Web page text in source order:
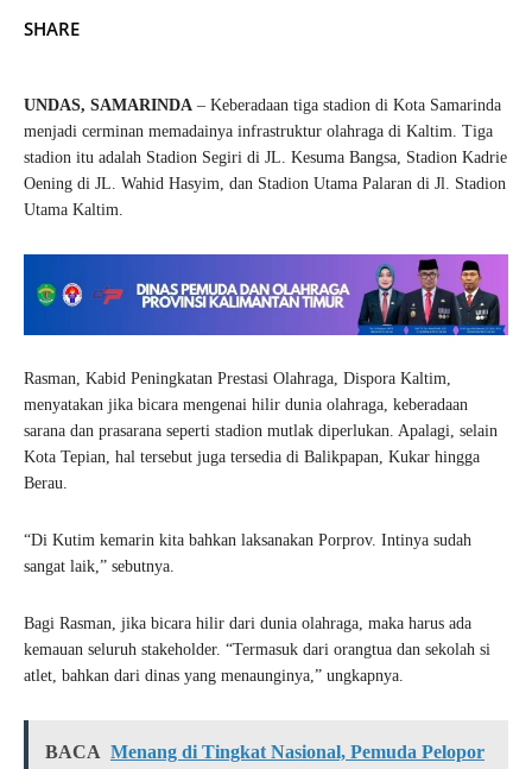
SHARE
UNDAS, SAMARINDA – Keberadaan tiga stadion di Kota Samarinda
menjadi cerminan memadainya infrastruktur olahraga di Kaltim. Tiga
stadion itu adalah Stadion Segiri di JL. Kesuma Bangsa, Stadion Kadrie
Oening di JL. Wahid Hasyim, dan Stadion Utama Palaran di Jl. Stadion
Utama Kaltim.
Rasman, Kabid Peningkatan Prestasi Olahraga, Dispora Kaltim,
menyatakan jika bicara mengenai hilir dunia olahraga, keberadaan
sarana dan prasarana seperti stadion mutlak diperlukan. Apalagi, selain
Kota Tepian, hal tersebut juga tersedia di Balikpapan, Kukar hingga
Berau.
“Di Kutim kemarin kita bahkan laksanakan Porprov. Intinya sudah
sangat laik,” sebutnya.
Bagi Rasman, jika bicara hilir dari dunia olahraga, maka harus ada
kemauan seluruh stakeholder. “Termasuk dari orangtua dan sekolah si
atlet, bahkan dari dinas yang menaunginya,” ungkapnya.
BACA Menang di Tingkat Nasional, Pemuda Pelopor